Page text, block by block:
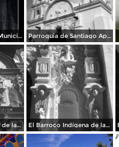
Acceso al Panteón Municipal Parroquia de Santiago Apóstol. Zócalo de la ciudad.
El Barroco Indígena de la Parroquia El Barroco Indígena de la Parroquia de Chignahuapan.